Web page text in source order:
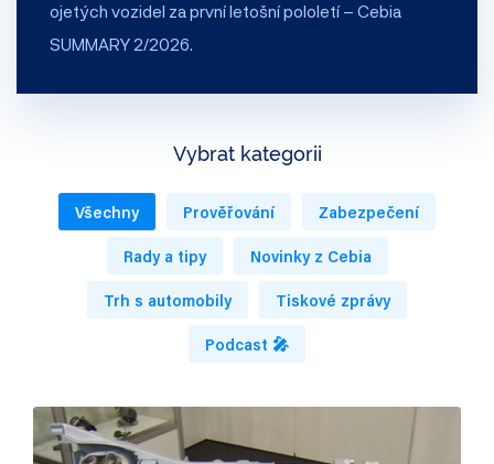
ojetých vozidel za první letošní pololetí – Cebia
SUMMARY 2/2026.
Vybrat kategorii
Všechny Prověřování
Zabezpečení
Rady a tipy
Novinky z Cebia
Trh s automobily
Tiskové zprávy
Podcast 🎤